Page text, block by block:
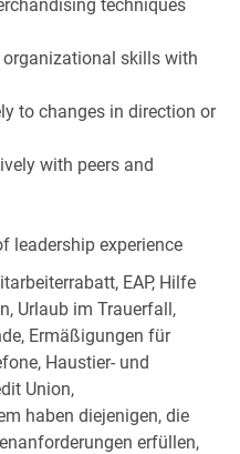
techniques
skills with
to changes in direction or
with peers and
leadership experience
EAP, Hilfe
Urlaub im Trauerfall,
Ermäßigungen für
Haustier- und
Union,
haben diejenigen, die
erfüllen,